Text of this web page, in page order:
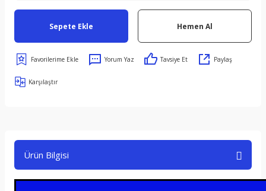
Sepete Ekle Hemen Al
Yorum Yaz Tavsiye Et Paylaş
Karşılaştır
Ürün Bilgisi